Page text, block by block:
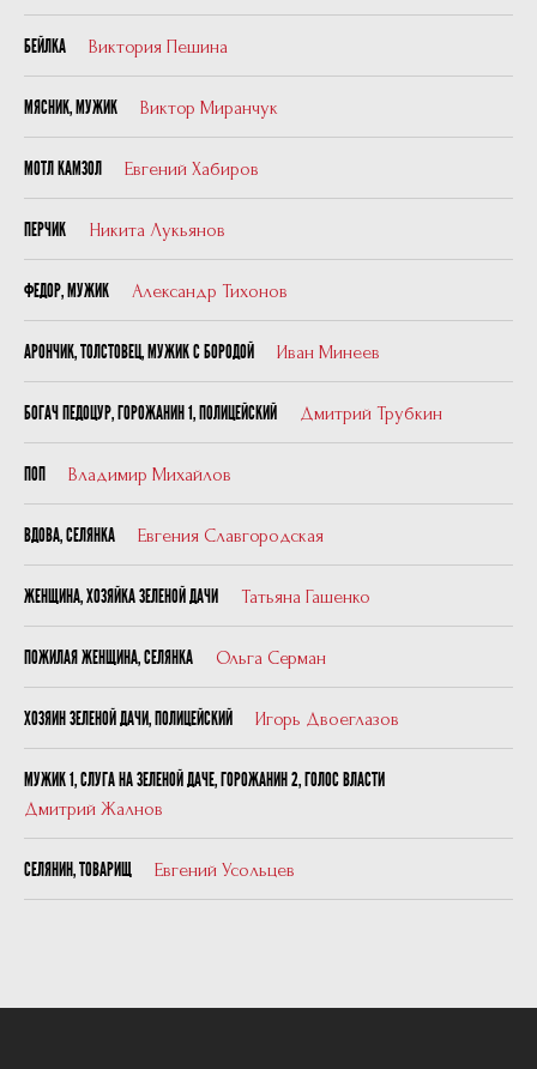
БЕЙЛКА Виктория Пешина
МЯСНИК, МУЖИК Виктор Миранчук
МОТЛ КАМЗОЛ Евгений Хабиров
ПЕРЧИК Никита Лукьянов
ФЕДОР, МУЖИК Александр Тихонов
АРОНЧИК, ТОЛСТОВЕЦ, МУЖИК С БОРОДОЙ Иван Минеев
БОГАЧ ПЕДОЦУР, ГОРОЖАНИН 1, ПОЛИЦЕЙСКИЙ Дмитрий Трубкин
ПОП Владимир Михайлов
ВДОВА, СЕЛЯНКА Евгения Славгородская
ЖЕНЩИНА, ХОЗЯЙКА ЗЕЛЕНОЙ ДАЧИ Татьяна Гашенко
ПОЖИЛАЯ ЖЕНЩИНА, СЕЛЯНКА Ольга Серман
ХОЗЯИН ЗЕЛЕНОЙ ДАЧИ, ПОЛИЦЕЙСКИЙ Игорь Двоеглазов
МУЖИК 1, СЛУГА НА ЗЕЛЕНОЙ ДАЧЕ, ГОРОЖАНИН 2, ГОЛОС ВЛАСТИ
Дмитрий Жалнов
СЕЛЯНИН, ТОВАРИЩ Евгений Усольцев